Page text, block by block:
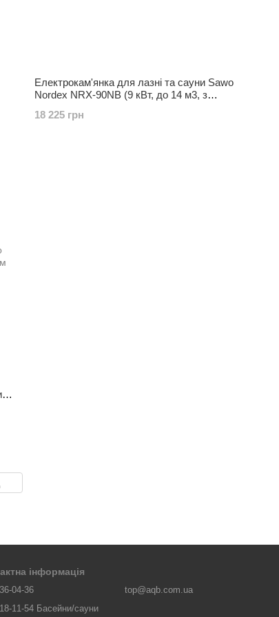
Електрокам'янка для лазні та сауни Sawo
Nordex NRX-90NB (9 кВт, до 14 м3, з
18 225 грн
інформація
04-36
11-54 Басейни/сауни
top@aqb.com.ua